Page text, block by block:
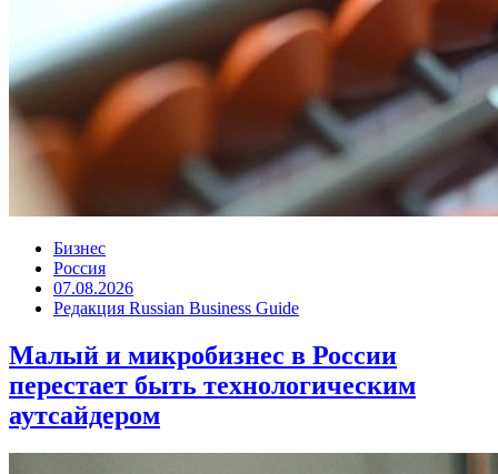
Бизнес
Россия
07.08.2026
Редакция Russian Business Guide
Малый и микробизнес в России
перестает быть технологическим
аутсайдером